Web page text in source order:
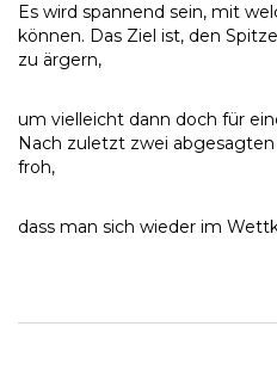
Es wird spannend sein, mit
können. Das Ziel ist, den
zu ärgern,
um vielleicht dann doch für
Nach zuletzt zwei abgesagten
froh,
dass man sich wieder im